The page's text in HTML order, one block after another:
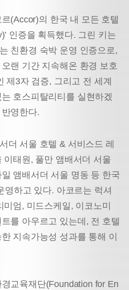
(Accor)의 한국 내 모든 호텔
인증을 획득했다. 그린 키는
친환경 숙박 운영 인증으로,
랜 기간 지속해온 환경 보호
제3자 검증, 그리고 전 세계
호스피탈리티를 실현하겠
영한다.
더 서울 호텔 & 서비스드 레
이태원, 풀만 앰배서더 서울
앰배서더 서울 명동 등 한국
영하고 있다. 아코르는 럭셔
엄, 미드스케일, 이코노미
를 아우르고 있는데, 전 호텔
지속가능성 성과를 통해 이
교육재단(Foundation for En